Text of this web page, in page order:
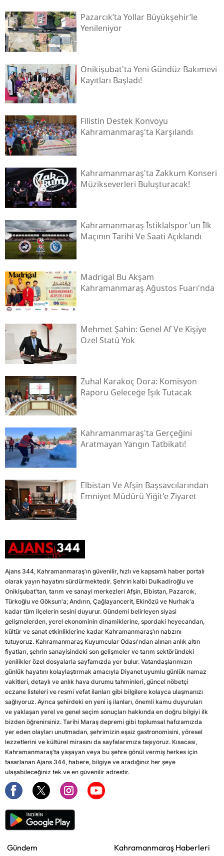
Pazarcık’ta Yollar Büyükşehir’le
Yenileniyor
Onikişubat'ta Yeni Gündüz Bakımevi
Kayıtları Başladı!
Filistin Destek Konvoyu
Kahramanmaraş'ta Karşılandı
Kahramanmaraş'ta Zakkum Konseri
Müzikseverleri Buluşturacak!
Kahramanmaraş İstiklalspor'un İlk
Maçının Tarihi Ve Saati Açıklandı
Madrigal Bu Akşam
Kahramanmaraş Ağustos Fuarı'nda
Mehmet Şahin: Genel Af Ve Kişiye
Özel Statü Yok
Zuhal Karakoç Dora: Komisyon
Raporu Geleceğe Işık Tutacak
Kahramanmaraş'ta Gerçeğini
Aratmayan Yangın Tatbikatı!
Elbistan Ve Afşin Başsavcılarından
Emniyet Müdürü Yiğit'e Ziyaret
Ajans 344, Kahramanmaraş'ın güvenilir, hızlı ve kapsamlı haber portalı
olarak yayın hayatını sürdürmektedir. Şehrin kalbi Dulkadiroğlu ve
Onikişubat'tan, tarım ve sanayi merkezleri Afşin, Elbistan, Pazarcık,
Türkoğlu ve Göksun'a; Andırın, Çağlayancerit, Ekinözü ve Nurhak'a
kadar tüm ilçelerin sesini duyurur. Gündemi belirleyen siyasi
gelişmelerden, yerel ekonominin dinamiklerine, spordaki heyecandan,
kültür ve sanat etkinliklerine kadar Kahramanmaraş'ın nabzını
tutuyoruz. Kahramanmaraş Kuyumcular Odası'ndan alınan anlık altın
fiyatları, şehrin sanayisindeki son gelişmeler ve tarım sektöründeki
yenilikler özel dosyalarla sayfamızda yer bulur. Vatandaşlarımızın
günlük hayatını kolaylaştırmak amacıyla Diyanet uyumlu günlük namaz
vakitleri, detaylı ve anlık hava durumu tahminleri, güncel nöbetçi
eczane listeleri ve resmi vefat ilanları gibi bilgilere kolayca ulaşmanızı
sağlıyoruz. Ayrıca şehirdeki en yeni iş ilanları, önemli kamu duyuruları
ve yaklaşan yerel ve genel seçim sonuçları hakkında en doğru bilgiyi ilk
bizden öğrenirsiniz. Tarihi Maraş depremi gibi toplumsal hafızamızda
yer eden olayları unutmadan, şehrimizin eşsiz gastronomisini, yöresel
lezzetlerini ve kültürel mirasını da sayfalarımıza taşıyoruz. Kısacası,
Kahramanmaraş'ta yaşayan veya bu şehre gönül vermiş herkes için
tasarlanan Ajans 344, habere, bilgiye ve aradığınız her şeye
ulaşabileceğiniz tek ve en güvenilir adrestir.
Gündem
Kahramanmaraş Haberleri